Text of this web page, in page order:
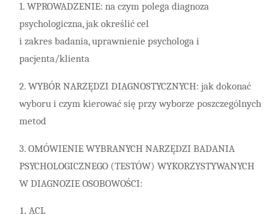
1. WPROWADZENIE: na czym polega diagnoza
psychologiczna, jak określić cel
i zakres badania, uprawnienie psychologa i
pacjenta/klienta
2. WYBÓR NARZĘDZI DIAGNOSTYCZNYCH: jak dokonać
wyboru i czym kierować się przy wyborze poszczególnych
metod
3. OMÓWIENIE WYBRANYCH NARZĘDZI BADANIA
PSYCHOLOGICZNEGO (TESTÓW) WYKORZYSTYWANYCH
W DIAGNOZIE OSOBOWOŚCI:
ACL